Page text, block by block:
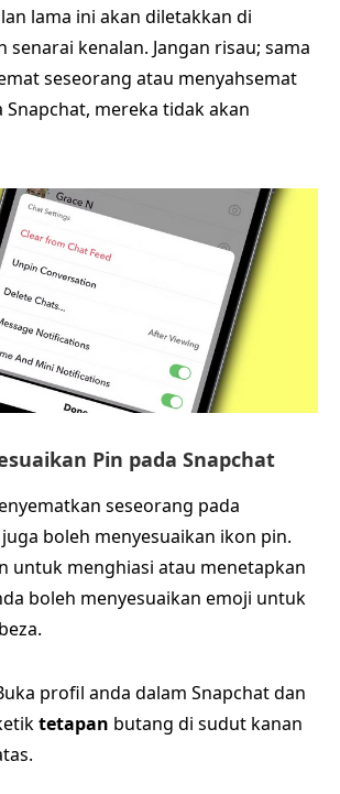
lama ini akan diletakkan di
senarai kenalan. Jangan risau; sama
seseorang atau menyahsemat
Snapchat, mereka tidak akan
Pin pada Snapchat
seseorang pada
boleh menyesuaikan ikon pin.
untuk menghiasi atau menetapkan
boleh menyesuaikan emoji untuk
profil anda dalam Snapchat dan
tetapan butang di sudut kanan